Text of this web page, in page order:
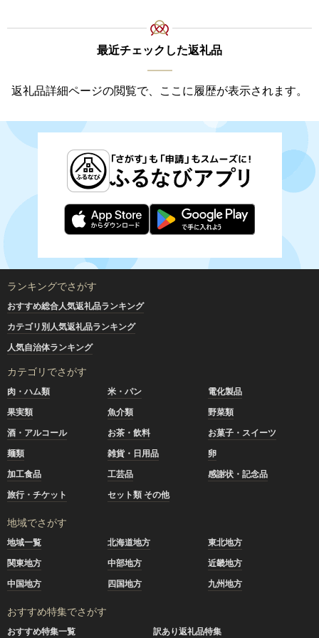
最近チェックした返礼品
返礼品詳細ページの閲覧で、ここに履歴が表示されます。
ランキングでさがす
おすすめ総合人気返礼品ランキング
カテゴリ別人気返礼品ランキング
人気自治体ランキング
カテゴリでさがす
肉・ハム類 米・パン
電化製品
果実類
魚介類
野菜類
酒・アルコール
お茶・飲料
お菓子・スイーツ
麺類
雑貨・日用品
卵
加工食品
工芸品
感謝状・記念品
旅行・チケット
セット類 その他
地域でさがす
地域一覧 北海道地方
東北地方
関東地方
中部地方
近畿地方
中国地方
四国地方 九州地方
おすすめ特集でさがす
おすすめ特集一覧
訳あり返礼品特集